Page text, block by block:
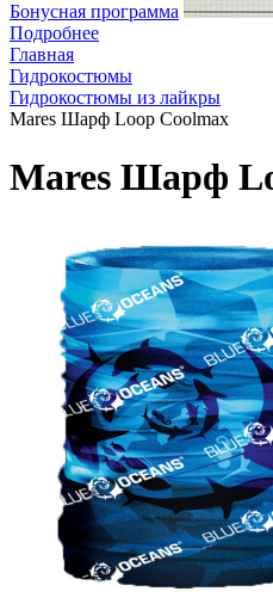
Бонусная программа
Подробнее
Главная
Гидрокостюмы
Гидрокостюмы из лайкры
Mares Шарф Loop Coolmax
Mares Шарф